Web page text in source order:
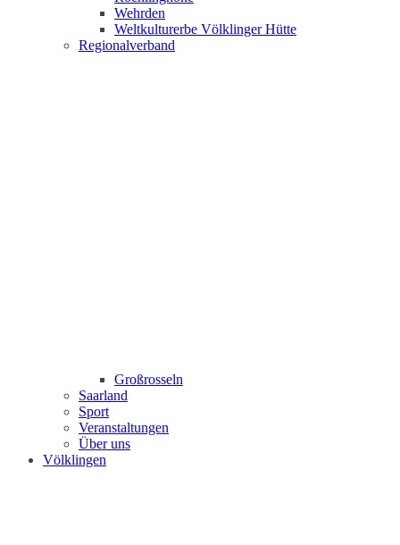
Wehrden
Weltkulturerbe Völklinger Hütte
Regionalverband
Großrosseln
Saarland
Sport
Veranstaltungen
Über uns
Völklingen